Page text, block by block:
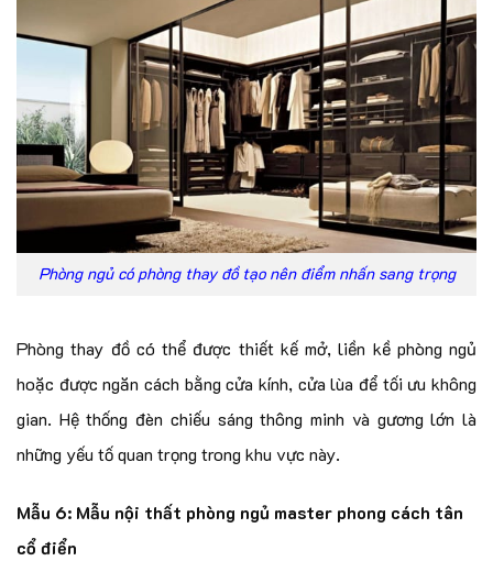
Phòng ngủ có phòng thay đồ tạo nên điểm nhấn sang trọng
Phòng thay đồ có thể được thiết kế mở, liền kề phòng ngủ
hoặc được ngăn cách bằng cửa kính, cửa lùa để tối ưu không
gian. Hệ thống đèn chiếu sáng thông minh và gương lớn là
những yếu tố quan trọng trong khu vực này.
Mẫu 6: Mẫu nội thất phòng ngủ master phong cách tân
cổ điển